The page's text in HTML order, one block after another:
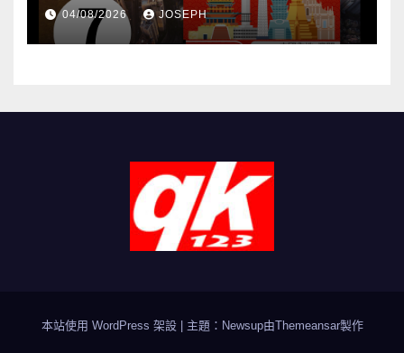
04/08/2026 JOSEPH
本站使用 WordPress 架設 | 主題：Newsup由Themeansar製作